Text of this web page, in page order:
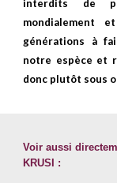
interdits de
mondialement
générations à
notre espèce et
donc plutôt sous
Voir aussi
KRUSI :